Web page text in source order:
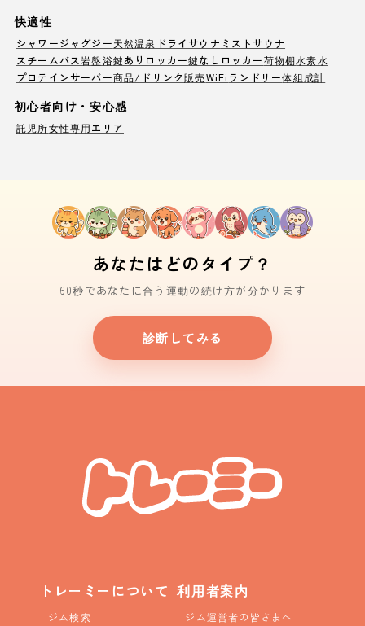
快適性
シャワージャグジー天然温泉 ドライサウナ ミストサウナ
スチームバス岩盤浴鍵ありロッカー鍵なしロッカー荷物棚水素水
プロテインサーバー商品/ドリンク販売WiFi ランドリー体組成計
初心者向け・安心感
託児所女性専用エリア
あなたはどのタイプ？
60秒であなたに合う運動の続け方が分かります
診断してみる
トレーミーについて
ジム検索
利用者案内
ジム運営者の皆さまへ